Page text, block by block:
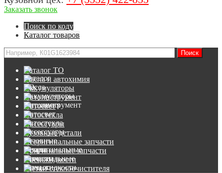
Заказать звонок
Поиск по коду
Каталог товаров
Каталог ТО
Масла и автохимия
Аккумуляторы
Автоинструмент
Автосвет
Автостекла
Аксессуары
Кузовные детали
Неоригинальные запчасти
Оригинальные запчасти
Спец.жидкости
Щетки стеклоочистителя